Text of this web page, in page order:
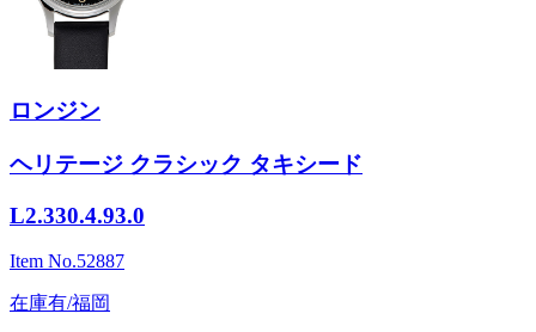
ロンジン
ヘリテージ クラシック タキシード
L2.330.4.93.0
Item No.52887
在庫有/福岡